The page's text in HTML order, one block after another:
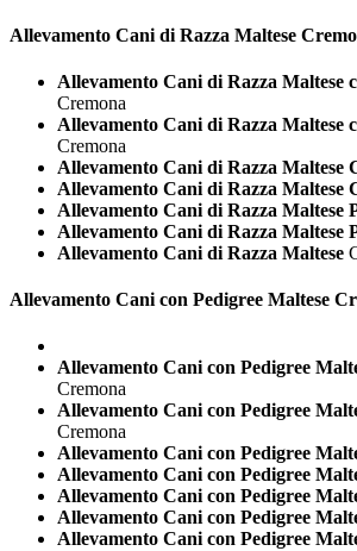
Allevamento Cani di Razza Maltese
Allevamento Cani di Razza Maltese
Cremona
Allevamento Cani di Razza Maltese
Cremona
Allevamento Cani di Razza Maltese
Allevamento Cani di Razza Maltese
Allevamento Cani di Razza Maltese
Allevamento Cani di Razza Maltese
Allevamento Cani di Razza Maltese
Allevamento Cani con Pedigree Maltese
Allevamento Cani con Pedigree
Cremona
Allevamento Cani con Pedigree
Cremona
Allevamento Cani con Pedigree
Allevamento Cani con Pedigree
Allevamento Cani con Pedigree
Allevamento Cani con Pedigree
Allevamento Cani con Pedigree